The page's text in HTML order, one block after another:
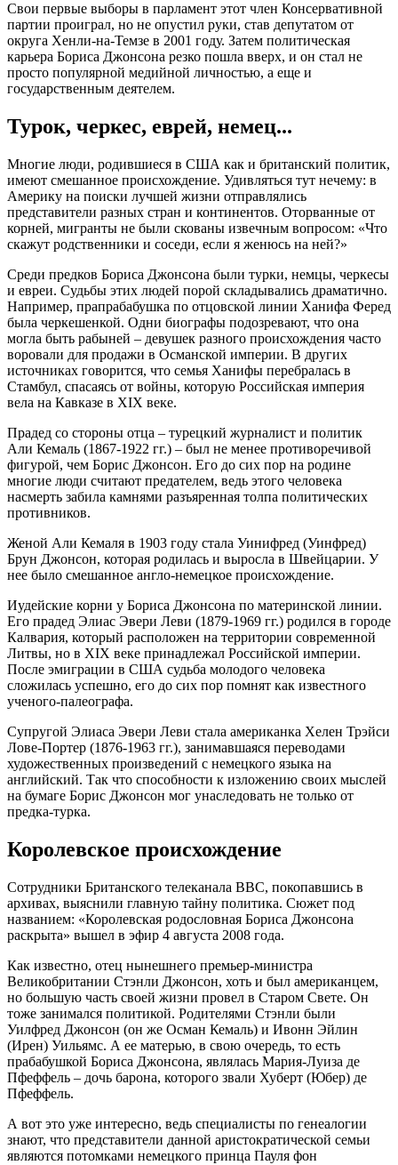
Свои первые выборы в парламент этот член Консервативной
партии проиграл, но не опустил руки, став депутатом от
округа Хенли-на-Темзе в 2001 году. Затем политическая
карьера Бориса Джонсона резко пошла вверх, и он стал не
просто популярной медийной личностью, а еще и
государственным деятелем.
Турок, черкес, еврей, немец...
Многие люди, родившиеся в США как и британский политик,
имеют смешанное происхождение. Удивляться тут нечему: в
Америку на поиски лучшей жизни отправлялись
представители разных стран и континентов. Оторванные от
корней, мигранты не были скованы извечным вопросом: «Что
скажут родственники и соседи, если я женюсь на ней?»
Среди предков Бориса Джонсона были турки, немцы, черкесы
и евреи. Судьбы этих людей порой складывались драматично.
Например, прапрабабушка по отцовской линии Ханифа Феред
была черкешенкой. Одни биографы подозревают, что она
могла быть рабыней – девушек разного происхождения часто
воровали для продажи в Османской империи. В других
источниках говорится, что семья Ханифы перебралась в
Стамбул, спасаясь от войны, которую Российская империя
вела на Кавказе в XIX веке.
Прадед со стороны отца – турецкий журналист и политик
Али Кемаль (1867-1922 гг.) – был не менее противоречивой
фигурой, чем Борис Джонсон. Его до сих пор на родине
многие люди считают предателем, ведь этого человека
насмерть забила камнями разъяренная толпа политических
противников.
Женой Али Кемаля в 1903 году стала Уинифред (Уинфред)
Брун Джонсон, которая родилась и выросла в Швейцарии. У
нее было смешанное англо-немецкое происхождение.
Иудейские корни у Бориса Джонсона по материнской линии.
Его прадед Элиас Эвери Леви (1879-1969 гг.) родился в городе
Калвария, который расположен на территории современной
Литвы, но в XIX веке принадлежал Российской империи.
После эмиграции в США судьба молодого человека
сложилась успешно, его до сих пор помнят как известного
ученого-палеографа.
Супругой Элиаса Эвери Леви стала американка Хелен Трэйси
Лове-Портер (1876-1963 гг.), занимавшаяся переводами
художественных произведений с немецкого языка на
английский. Так что способности к изложению своих мыслей
на бумаге Борис Джонсон мог унаследовать не только от
предка-турка.
Королевское происхождение
Сотрудники Британского телеканала ВВС, покопавшись в
архивах, выяснили главную тайну политика. Сюжет под
названием: «Королевская родословная Бориса Джонсона
раскрыта» вышел в эфир 4 августа 2008 года.
Как известно, отец нынешнего премьер-министра
Великобритании Стэнли Джонсон, хоть и был американцем,
но большую часть своей жизни провел в Старом Свете. Он
тоже занимался политикой. Родителями Стэнли были
Уилфред Джонсон (он же Осман Кемаль) и Ивонн Эйлин
(Ирен) Уильямс. А ее матерью, в свою очередь, то есть
прабабушкой Бориса Джонсона, являлась Мария-Луиза де
Пфеффель – дочь барона, которого звали Хуберт (Юбер) де
Пфеффель.
А вот это уже интересно, ведь специалисты по генеалогии
знают, что представители данной аристократической семьи
являются потомками немецкого принца Пауля фон